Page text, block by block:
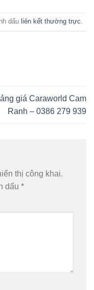
dấu liên kết thường trực.
giá Caraworld Cam
Ranh – 0386 279 939
thị công khai.
dấu *